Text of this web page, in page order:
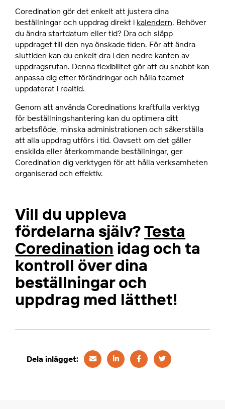
Coredination gör det enkelt att justera dina
beställningar och uppdrag direkt i kalendern. Behöver
du ändra startdatum eller tid? Dra och släpp
uppdraget till den nya önskade tiden. För att ändra
sluttiden kan du enkelt dra i den nedre kanten av
uppdragsrutan. Denna flexibilitet gör att du snabbt kan
anpassa dig efter förändringar och hålla teamet
uppdaterat i realtid.
Genom att använda Coredinations kraftfulla verktyg
för beställningshantering kan du optimera ditt
arbetsflöde, minska administrationen och säkerställa
att alla uppdrag utförs i tid. Oavsett om det gäller
enskilda eller återkommande beställningar, ger
Coredination dig verktygen för att hålla verksamheten
organiserad och effektiv.
Vill du uppleva
fördelarna själv?Testa
Coredination idag och ta
kontroll över dina
beställningar och
uppdrag med lätthet!
Dela inlägget: